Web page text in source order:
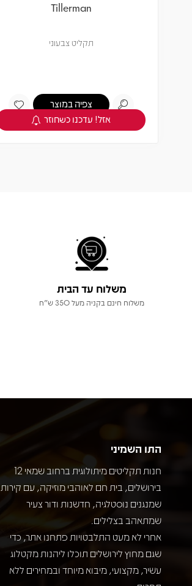
Tillerman
תקליט צבעוני
צפיה במוצר
אזל! עדכנו כשחוזר
משלוח עד הבית
משלוח חינם בקניה מעל 350 ש"ח
התו השמיני
חנות תקליטים מיתולוגית ברחוב שמאי 12
בירושלים, בית חם לאוהבי מוזיקה, עם קירות
שמנגנים נוסטלגיה, חדשנות ודור צעיר
שמתאהב בצלילים.
אחרי לא מעט התלבטויות פתחנו אתר, כדי
שגם מחוץ לירושלים תוכלו ליהנות מקטלוג
עשיר, מקצועי, מיבוא מיוחד ובמחירים ללא